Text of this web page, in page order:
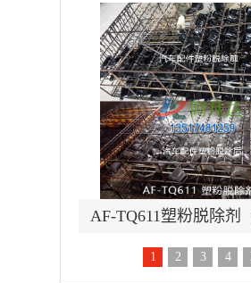
AF-TQ601钢铁脱
1 2 3 4